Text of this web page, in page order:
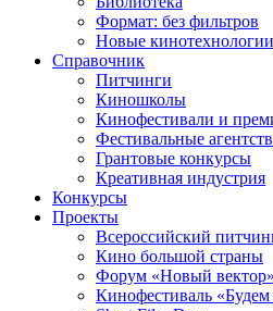
Формат: без фильтров
Новые кинотехнологии
Справочник
Питчинги
Киношколы
Кинофестивали и
Фестивальные
Грантовые конкурсы
Креативная индустрия
Конкурсы
Проекты
Всероссийский
Кино большой страны
Форум «Новый вектор»
Кинофестиваль